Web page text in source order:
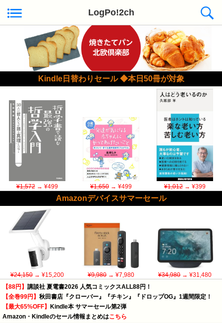
LogPo!2ch
Kindle日替わりセール ◆本日50冊が対象
¥1,572→ ¥499 ¥1,650→ ¥499 ¥1,012→ ¥399
Amazonデバイスサマーセール
¥24,150→ ¥15,200 ¥9,980→ ¥7,980 ¥34,980→ ¥31,480
【88円】 講談社 夏電書2026 人気コミックスALL88円！
【全巻99円】 秋田書店『クローバー』『チキン』『ドロップOG』1週間限定！
【最大65%OFF】
Kindle本 サマーセール第2弾
Amazon・Kindleのセール情報まとめはこちら